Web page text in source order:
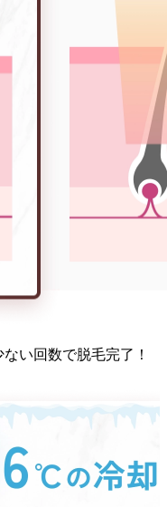
ない回数で脱毛完了！